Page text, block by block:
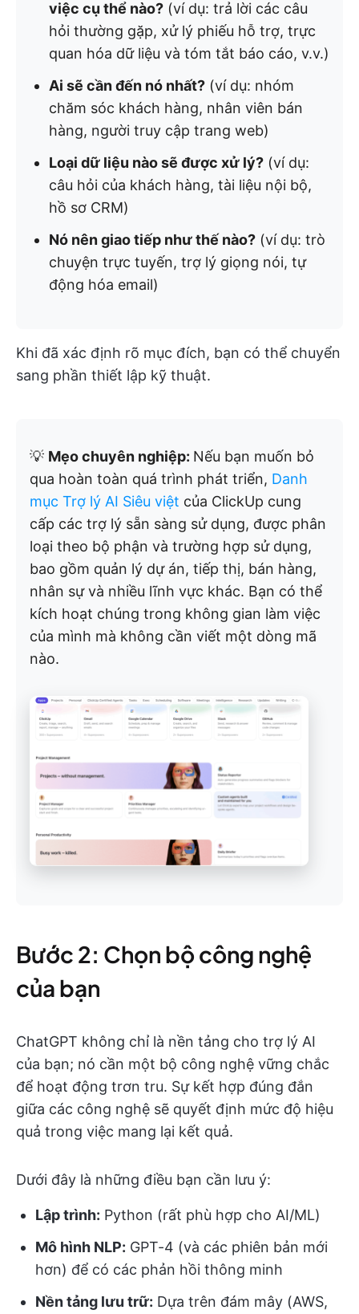
việc cụ thể nào? (ví dụ: trả lời các câu
hỏi thường gặp, xử lý phiếu hỗ trợ, trực
quan hóa dữ liệu và tóm tắt báo cáo, v.v.)
Ai sẽ cần đến nó nhất? (ví dụ: nhóm
chăm sóc khách hàng, nhân viên bán
hàng, người truy cập trang web)
Loại dữ liệu nào sẽ được xử lý? (ví dụ:
câu hỏi của khách hàng, tài liệu nội bộ,
hồ sơ CRM)
Nó nên giao tiếp như thế nào? (ví dụ: trò
chuyện trực tuyến, trợ lý giọng nói, tự
động hóa email)
Khi đã xác định rõ mục đích, bạn có thể chuyển
sang phần thiết lập kỹ thuật.
💡 Mẹo chuyên nghiệp: Nếu bạn muốn bỏ
qua hoàn toàn quá trình phát triển, Danh
mục Trợ lý AI Siêu việt của ClickUp cung
cấp các trợ lý sẵn sàng sử dụng, được phân
loại theo bộ phận và trường hợp sử dụng,
bao gồm quản lý dự án, tiếp thị, bán hàng,
nhân sự và nhiều lĩnh vực khác. Bạn có thể
kích hoạt chúng trong không gian làm việc
của mình mà không cần viết một dòng mã
nào.
Bước 2: Chọn bộ công nghệ
của bạn
ChatGPT không chỉ là nền tảng cho trợ lý AI
của bạn; nó cần một bộ công nghệ vững chắc
để hoạt động trơn tru. Sự kết hợp đúng đắn
giữa các công nghệ sẽ quyết định mức độ hiệu
quả trong việc mang lại kết quả.
Dưới đây là những điều bạn cần lưu ý:
Lập trình: Python (rất phù hợp cho AI/ML)
Mô hình NLP: GPT-4 (và các phiên bản mới
hơn) để có các phản hồi thông minh
Nền tảng lưu trữ: Dựa trên đám mây (AWS,